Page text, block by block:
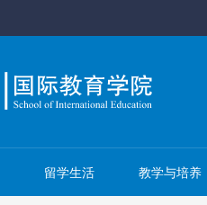
留学生活 教学与培养